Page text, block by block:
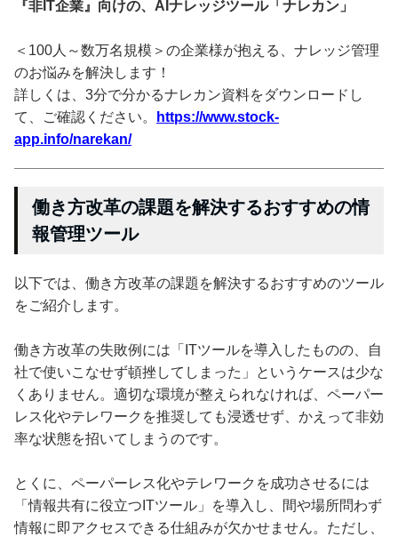
『非IT企業』向けの、AIナレッジツール「ナレカン」
＜100人～数万名規模＞の企業様が抱える、ナレッジ管理
のお悩みを解決します！
詳しくは、3分で分かるナレカン資料をダウンロードし
て、ご確認ください。
https://www.stock-
app.info/narekan/
働き方改革の課題を解決するおすすめの情
報管理ツール
以下では、働き方改革の課題を解決するおすすめのツール
をご紹介します。
働き方改革の失敗例には「ITツールを導入したものの、自
社で使いこなせず頓挫してしまった」というケースは少な
くありません。適切な環境が整えられなければ、ペーパー
レス化やテレワークを推奨しても浸透せず、かえって非効
率な状態を招いてしまうのです。
とくに、ペーパーレス化やテレワークを成功させるには
「情報共有に役立つITツール」を導入し、間や場所問わず
情報に即アクセスできる仕組みが欠かせません。ただし、